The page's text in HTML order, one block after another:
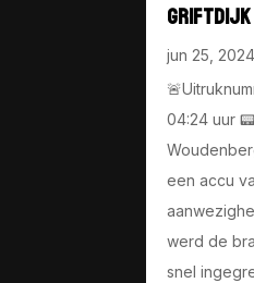
jun 25, 2024
04:24 uur
een accu
werd de
snel